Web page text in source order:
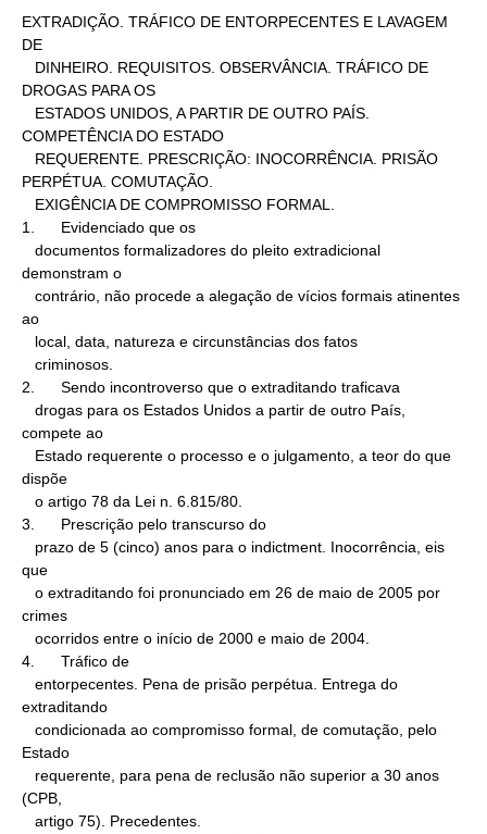
EXTRADIÇÃO. TRÁFICO DE ENTORPECENTES E LAVAGEM
DE
DROGAS PARA OS
COMPETÊNCIA DO ESTADO
PERPÉTUA. COMUTAÇÃO.
1.      Evidenciado que os
demonstram o
ao
2.      Sendo incontroverso que o extraditando traficava
compete ao
dispõe
3.      Prescrição pelo transcurso do
que
crimes
4.      Tráfico de
extraditando
Estado
(CPB,